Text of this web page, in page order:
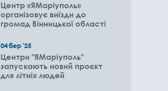
Центр «ЯМаріуполь»
організовує виїзди до
громад Вінницької області
04бер'25
Центри "ЯМаріуполь"
запускають новий проєкт
для літніх людей